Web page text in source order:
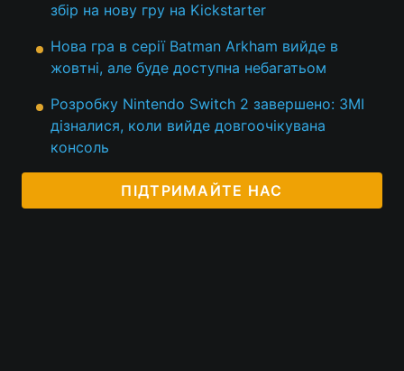
збір на нову гру на Kickstarter
Нова гра в серії Batman Arkham вийде в
жовтні, але буде доступна небагатьом
Розробку Nintendo Switch 2 завершено: ЗМІ
дізналися, коли вийде довгоочікувана
консоль
ПІДТРИМАЙТЕ НАС